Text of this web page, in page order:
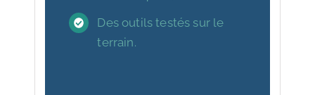
Des outils testés sur le
terrain.